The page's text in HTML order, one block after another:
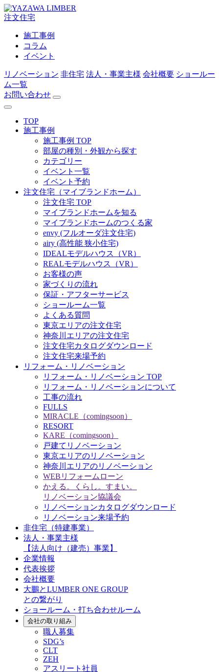
注文住宅
施工事例
コラム
イベント
リノベーション 非住宅 法人・事業主様 会社概要 ショールー
ム一覧
お問い合わせ
TOP
施工事例
施工事例 TOP
部屋の種別・外観から探す
カテゴリー
イベント一覧
イベント予約
注文住宅（マイブランドホーム）
注文住宅 TOP
マイブランドホームを知る
マイブランドホームのつくる家
envy (フルオーダ注文住宅)
airy (高性能 狭小住宅)
IDEALモデルハウス（VR）
REALモデルハウス（VR）
お客様の声
家づくりの流れ
保証・アフターサービス
ショールーム一覧
よくある質問
東京エリアの注文住宅
神奈川エリアの注文住宅
注文住宅カタログダウンロード
注文住宅来場予約
リフォーム・リノベーション
リフォーム・リノベーション TOP
リフォーム・リノベーションについて
工事の流れ
FULLS
MIRACLE（comingsoon）
RESORT
KARE（comingsoon）
戸建てリノベーション
東京エリアのリノベーション
神奈川エリアのリノベーション
WEBリフォームローン
かえる。くらし。すまい。
リノベーション協議会
リノベーションカタログダウンロード
リノベーション来場予約
非住宅（特建事業）
法人・事業主様
【法人向け（建売）事業】
企業情報
代表挨拶
会社概要
大鵬とLUMBER ONE GROUP
との繋がり
ショールーム・打ち合わせルーム
会社の取り組み
職人募集
SDG’s
CLT
ZEH
アスリート社員